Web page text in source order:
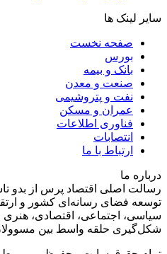
سایر لینک ها
صفحه نخست
بورس
بانک و بیمه
صنعت و معدن
نفت و پتروشیمی
عمران و مسکن
فناوری اطلاعات
انتصابات
ارتباط با ما
درباره ما
رسالت اصلی اقتصاد پرس از بدو
توسعه فضای رسانه‌ای کشور و
سیاسی، اجتماعی، اقتصادی،
شکل‌گیری حلقه واسط بین